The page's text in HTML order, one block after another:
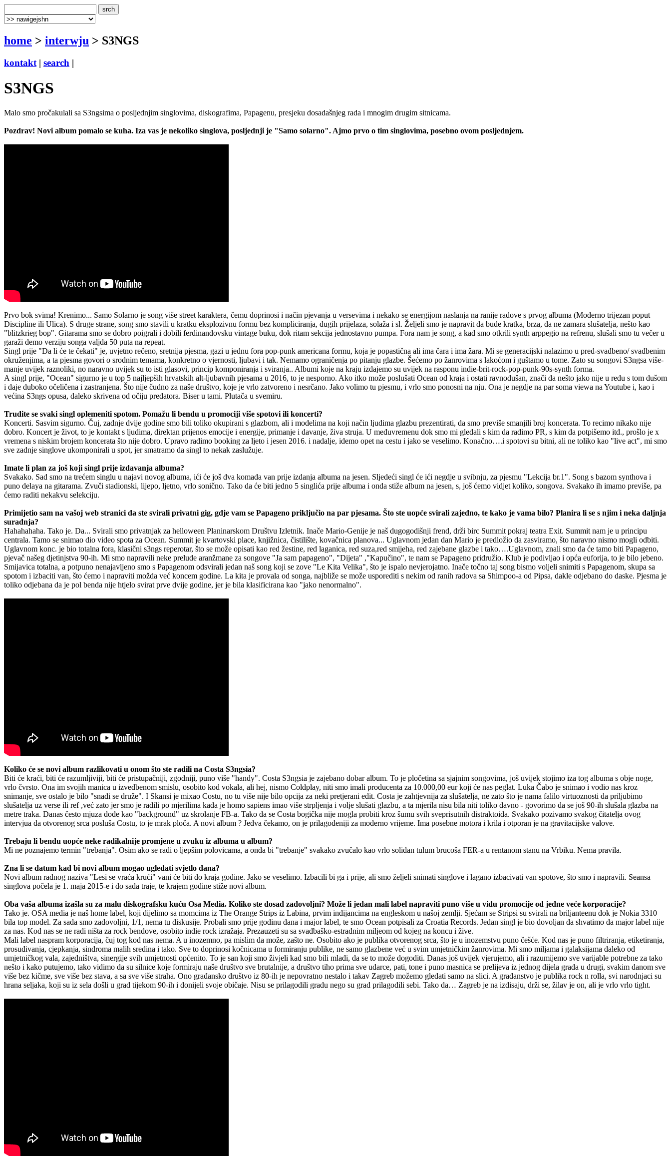
home > interwju > S3NGS
kontakt | search |
S3NGS
Malo smo pročakulali sa S3ngsima o posljednjim singlovima, diskografima, Papagenu, presjeku dosadašnjeg rada i mnogim drugim sitnicama.
Pozdrav! Novi album pomalo se kuha. Iza vas je nekoliko singlova, posljednji je "Samo solarno". Ajmo prvo o tim singlovima, posebno ovom posljednjem.
Prvo bok svima! Krenimo... Samo Solarno je song više street karaktera, čemu doprinosi i način pjevanja u versevima i nekako se energijom naslanja na ranije radove s prvog albuma (Moderno trijezan poput
Discipline ili Ulica). S druge strane, song smo stavili u kratku eksplozivnu formu bez kompliciranja, dugih prijelaza, solaža i sl. Željeli smo je napravit da bude kratka, brza, da ne zamara slušatelja, nešto kao
"blitzkrieg bop". Gitarama smo se dobro poigrali i dobili ferdinandovsku vintage buku, dok ritam sekcija jednostavno pumpa. Fora nam je song, a kad smo otkrili synth arppegio na refrenu, slušali smo tu večer u
garaži demo verziju songa valjda 50 puta na repeat.
Singl prije "Da li će te čekati" je, uvjetno rečeno, sretnija pjesma, gazi u jednu fora pop-punk americana formu, koja je popastična ali ima čara i ima žara. Mi se generacijski nalazimo u pred-svadbeno/ svadbenim
okruženjima, a ta pjesma govori o srodnim temama, konkretno o vjernosti, ljubavi i tak. Nemamo ograničenja po pitanju glazbe. Šećemo po žanrovima s lakoćom i guštamo u tome. Zato su songovi S3ngsa više-
manje uvijek raznoliki, no naravno uvijek su to isti glasovi, princip komponiranja i sviranja.. Albumi koje na kraju izdajemo su uvijek na rasponu indie-brit-rock-pop-punk-90s-synth forma.
A singl prije, "Ocean" sigurno je u top 5 najljepših hrvatskih alt-ljubavnih pjesama u 2016, to je nesporno. Ako itko može poslušati Ocean od kraja i ostati ravnodušan, znači da nešto jako nije u redu s tom dušom
i daje duboko očeličena i zastranjena. Što nije čudno za naše društvo, koje je vrlo zatvoreno i nesrčano. Jako volimo tu pjesmu, i vrlo smo ponosni na nju. Ona je negdje na par soma viewa na Youtube i, kao i
većina S3ngs opusa, daleko skrivena od očiju predatora. Biser u tami. Plutača u svemiru.
Trudite se svaki singl oplemeniti spotom. Pomažu li bendu u promociji više spotovi ili koncerti?
Koncerti. Sasvim sigurno. Čuj, zadnje dvije godine smo bili toliko okupirani s glazbom, ali i modelima na koji način ljudima glazbu prezentirati, da smo previše smanjili broj koncerata. To recimo nikako nije
dobro. Koncert je život, to je kontakt s ljudima, direktan prijenos emocije i energije, primanje i davanje, živa struja. U međuvremenu dok smo mi gledali s kim da radimo PR, s kim da potpišemo itd., prošlo je x
vremena s niskim brojem koncerata što nije dobro. Upravo radimo booking za ljeto i jesen 2016. i nadalje, idemo opet na cestu i jako se veselimo. Konačno….i spotovi su bitni, ali ne toliko kao "live act", mi smo
sve zadnje singlove ukomponirali u spot, jer smatramo da singl to nekak zaslužuje.
Imate li plan za još koji singl prije izdavanja albuma?
Svakako. Sad smo na trećem singlu u najavi novog albuma, ići će još dva komada van prije izdanja albuma na jesen. Sljedeći singl će ići negdje u svibnju, za pjesmu "Lekcija br.1". Song s bazom synthova i
puno delaya na gitarama. Zvuči stadionski, lijepo, ljetno, vrlo sonično. Tako da će biti jedno 5 singlića prije albuma i onda stiže album na jesen, s, još ćemo vidjet koliko, songova. Svakako ih imamo previše, pa
ćemo raditi nekakvu selekciju.
Primijetio sam na vašoj web stranici da ste svirali privatni gig, gdje vam se Papageno priključio na par pjesama. Što ste uopće svirali zajedno, te kako je vama bilo? Planira li se s njim i neka daljnja
suradnja?
Hahahahaha. Tako je. Da... Svirali smo privatnjak za helloween Planinarskom Društvu Izletnik. Inače Mario-Genije je naš dugogodišnji frend, drži birc Summit pokraj teatra Exit. Summit nam je u principu
centrala. Tamo se snimao dio video spota za Ocean. Summit je kvartovski place, knjižnica, čistilište, kovačnica planova... Uglavnom jedan dan Mario je predložio da zasviramo, što naravno nismo mogli odbiti.
Uglavnom konc. je bio totalna fora, klasični s3ngs reperotar, što se može opisati kao red žestine, red laganica, red suza,red smijeha, red zajebane glazbe i tako….Uglavnom, znali smo da će tamo biti Papageno,
pjevač našeg djetinjstva 90-ih. Mi smo napravili neke prelude aranžmane za songove "Ja sam papageno", "Dijeta" ,"Kapučino", te nam se Papageno pridružio. Klub je podivljao i opća euforija, to je bilo jebeno.
Smijavica totalna, a potpuno nenajavljeno smo s Papagenom odsvirali jedan naš song koji se zove "Le Kita Velika", što je ispalo nevjerojatno. Inače točno taj song bismo voljeli snimiti s Papagenom, skupa sa
spotom i izbaciti van, što ćemo i napraviti možda već koncem godine. La kita je provala od songa, najbliže se može usporediti s nekim od ranih radova sa Shimpoo-a od Pipsa, dakle odjebano do daske. Pjesma je
toliko odjebana da je pol benda nije htjelo svirat prve dvije godine, jer je bila klasificirana kao "jako nenormalno".
Koliko će se novi album razlikovati u onom što ste radili na Costa S3ngsia?
Biti će kraći, biti će razumljiviji, biti će pristupačniji, zgodniji, puno više "handy". Costa S3ngsia je zajebano dobar album. To je pločetina sa sjajnim songovima, još uvijek stojimo iza tog albuma s obje noge,
vrlo čvrsto. Ona im svojih manica u izvedbenom smislu, osobito kod vokala, ali hej, nismo Coldplay, niti smo imali producenta za 10.000,00 eur koji će nas peglat. Luka Čabo je snimao i vodio nas kroz
snimanje, sve ostalo je bilo "snađi se druže". I Skansi je mixao Costu, no tu više nije bilo opcija za neki pretjerani edit. Costa je zahtjevnija za slušatelja, ne zato što je nama falilo virtuoznosti da priljubimo
slušatelja uz verse ili ref ,već zato jer smo je radili po mjerilima kada je homo sapiens imao više strpljenja i volje slušati glazbu, a ta mjerila nisu bila niti toliko davno - govorimo da se još 90-ih slušala glazba na
metre traka. Danas često mjuza dođe kao "background" uz skrolanje FB-a. Tako da se Costa bogička nije mogla probiti kroz šumu svih sveprisutnih distraktoida. Svakako pozivamo svakog čitatelja ovog
intervjua da otvorenog srca posluša Costu, to je mrak ploča. A novi album ? Jedva čekamo, on je prilagođeniji za moderno vrijeme. Ima posebne motora i krila i otporan je na gravitacijske valove.
Trebaju li bendu uopće neke radikalnije promjene u zvuku iz albuma u album?
Mi ne poznajemo termin "trebanja". Osim ako se radi o ljepšim polovicama, a onda bi "trebanje" svakako zvučalo kao vrlo solidan tulum brucoša FER-a u rentanom stanu na Vrbiku. Nema pravila.
Zna li se datum kad bi novi album mogao ugledati svjetlo dana?
Novi album radnog naziva "Lesi se vraća krući" vani će biti do kraja godine. Jako se veselimo. Izbacili bi ga i prije, ali smo željeli snimati singlove i lagano izbacivati van spotove, što smo i napravili. Seansa
singlova počela je 1. maja 2015-e i do sada traje, te krajem godine stiže novi album.
Oba vaša albuma izašla su za malu diskografsku kuću Osa Media. Koliko ste dosad zadovoljni? Može li jedan mali label napraviti puno više u vidu promocije od jedne veće korporacije?
Tako je. OSA media je naš home label, koji dijelimo sa momcima iz The Orange Strips iz Labina, prvim indijancima na engleskom u našoj zemlji. Sjećam se Stripsi su svirali na briljanteenu dok je Nokia 3310
bila top model. Za sada smo zadovoljni, 1/1, nema tu diskusije. Probali smo prije godinu dana i major label, te smo Ocean potpisali za Croatia Records. Jedan singl je bio dovoljan da shvatimo da major label nije
za nas. Kod nas se ne radi ništa za rock bendove, osobito indie rock izražaja. Prezauzeti su sa svadbaško-estradnim miljeom od kojeg na koncu i žive.
Mali label naspram korporacija, čuj tog kod nas nema. A u inozemno, pa mislim da može, zašto ne. Osobito ako je publika otvorenog srca, što je u inozemstvu puno češće. Kod nas je puno filtriranja, etiketiranja,
prosuđivanja, cjepkanja, sindroma malih sredina i tako. Sve to doprinosi kočnicama u formiranju publike, ne samo glazbene već u svim umjetničkim žanrovima. Mi smo miljama i galaksijama daleko od
umjetničkog vala, zajedništva, sinergije svih umjetnosti općenito. To je san koji smo živjeli kad smo bili mlađi, da se to može dogoditi. Danas još uvijek vjerujemo, ali i razumijemo sve varijable potrebne za tako
nešto i kako putujemo, tako vidimo da su silnice koje formiraju naše društvo sve brutalnije, a društvo tiho prima sve udarce, pati, tone i puno masnica se prelijeva iz jednog dijela grada u drugi, svakim danom sve
više bez kičme, sve više bez stava, a sa sve više straha. Ono građansko društvo iz 80-ih je nepovratno nestalo i takav Zagreb možemo gledati samo na slici. A građanstvo je publika rock n rolla, svi narodnjaci su
hrana seljaka, koji su iz sela došli u grad tijekom 90-ih i donijeli svoje običaje. Nisu se prilagodili gradu nego su grad prilagodili sebi. Tako da… Zagreb je na izdisaju, drži se, žilav je on, ali je vrlo vrlo tight.